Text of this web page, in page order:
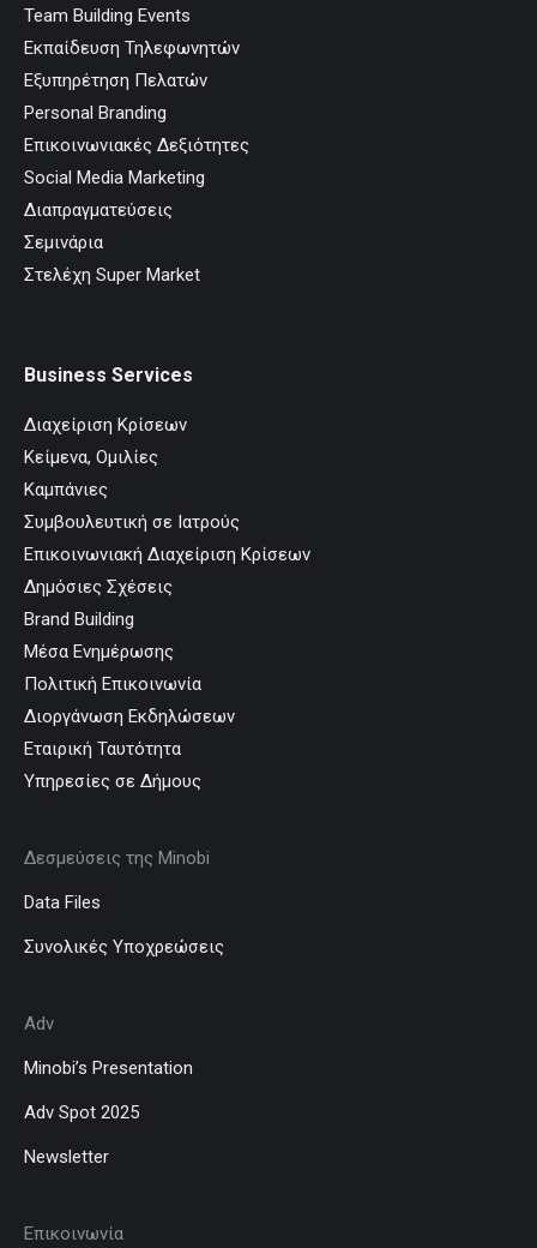
Team Building Events
Εκπαίδευση Τηλεφωνητών
Εξυπηρέτηση Πελατών
Personal Branding
Επικοινωνιακές Δεξιότητες
Social Media Marketing
Διαπραγματεύσεις
Σεμινάρια
Στελέχη Super Market
Business Services
Διαχείριση Κρίσεων
Κείμενα, Ομιλίες
Καμπάνιες
Συμβουλευτική σε Ιατρούς
Επικοινωνιακή Διαχείριση Κρίσεων
Δημόσιες Σχέσεις
Brand Building
Μέσα Ενημέρωσης
Πολιτική Επικοινωνία
Διοργάνωση Εκδηλώσεων
Εταιρική Ταυτότητα
Υπηρεσίες σε Δήμους
Δεσμεύσεις της Minobi
Data Files
Συνολικές Υποχρεώσεις
Adv
Minobi’s Presentation
Adv Spot 2025
Newsletter
Επικοινωνία